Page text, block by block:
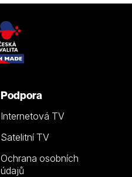
Podpora
Internetová TV
Satelitní TV
Ochrana osobních
údajů